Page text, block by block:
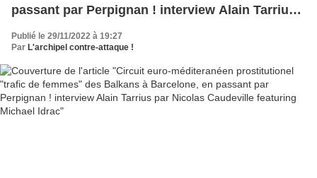
passant par Perpignan ! interview Alain Tarrius
Publié le 29/11/2022 à 19:27
Par L'archipel contre-attaque !